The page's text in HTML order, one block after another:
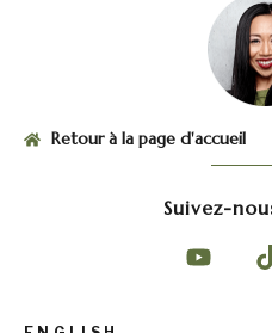
Retour à la page d'accueil
Suivez-